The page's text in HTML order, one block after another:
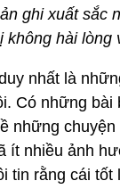
ghi xuất sắc
không hài lòng
nhất là
Có những bài
những chuyện
ít nhiều ảnh
tin rằng cái tốt